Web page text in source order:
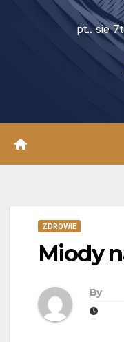
pt.. sie
ZDROWIE
Miody
By